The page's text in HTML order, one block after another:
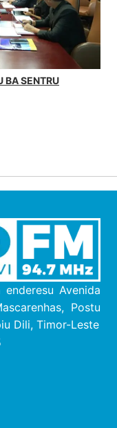
BA SENTRU
Avenida
Postu
Dili, Timor-Leste